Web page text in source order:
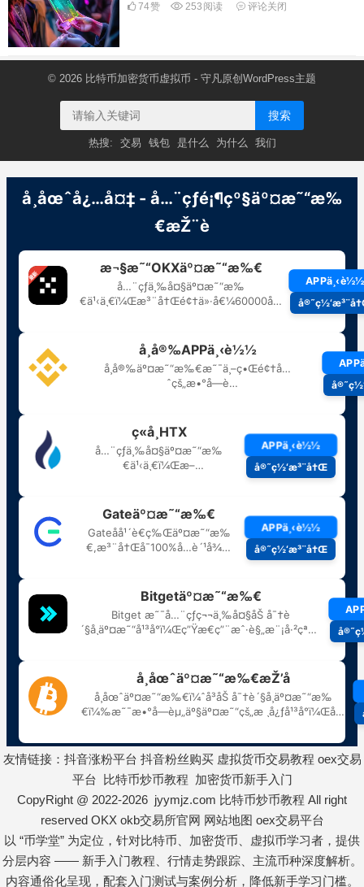
74赞 253 阅读 评论关闭
© 2026 比特币加密货币虚拟币 - 守凡原创 WordPress主题
搜索
热搜: 交易 钱包 是什么 为什么 我们
友情链接： 抖音涨粉平台 抖音粉丝购买 虚拟货币交易教程 oex交易
平台
比特币炒币教程 加密货币新手入门
CopyRight @ 2022-2026 jyymjz.com 比特币炒币教程 All right
reserved OKX okb交易所官网 网站地图 oex交易平台
以 “币学堂” 为定位，针对比特币、加密货币、虚拟币学习者，提供
分层内容 —— 新手入门教程、行情走势跟踪、主流币种深度解析。
内容通俗化呈现，配套入门测试与案例分析，降低新手学习门槛。